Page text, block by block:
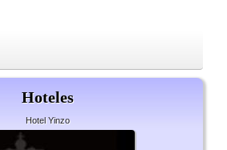
Hoteles
Hotel Yinzo